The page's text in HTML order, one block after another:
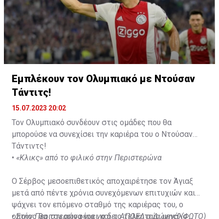
Εμπλέκουν τον Ολυμπιακό με Ντούσαν
Τάντιτς!
15.07.2023 20:02
Τον Ολυμπιακό συνδέουν στις ομάδες που θα
μπορούσε να συνεχίσει την καριέρα του ο Ντούσαν
Τάντιντς!
• «Κλικς» από το φιλικό στην Περιστερώνα
Ο Σέρβος μεσοεπιθετικός αποχαιρέτησε τον Άγιαξ
μετά από πέντε χρόνια συνεχόμενων επιτυχιών και
ψάχνει τον επόμενο σταθμό της καριέρας του, ο
οποίος θα του αποφέρει και το τελευταίο μεγάλο
•Στην Περιστερώνα για να δει ΑΠΟΕΛ ο Δώνης! (ΦΩΤΟ)